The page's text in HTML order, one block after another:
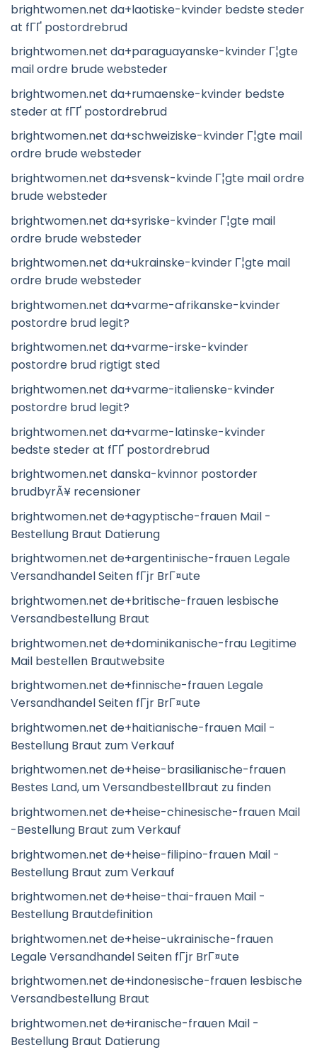
brightwomen.net da+laotiske-kvinder bedste steder
at fГҐ postordrebrud
brightwomen.net da+paraguayanske-kvinder Г¦gte
mail ordre brude websteder
brightwomen.net da+rumaenske-kvinder bedste
steder at fГҐ postordrebrud
brightwomen.net da+schweiziske-kvinder Г¦gte mail
ordre brude websteder
brightwomen.net da+svensk-kvinde Г¦gte mail ordre
brude websteder
brightwomen.net da+syriske-kvinder Г¦gte mail
ordre brude websteder
brightwomen.net da+ukrainske-kvinder Г¦gte mail
ordre brude websteder
brightwomen.net da+varme-afrikanske-kvinder
postordre brud legit?
brightwomen.net da+varme-irske-kvinder
postordre brud rigtigt sted
brightwomen.net da+varme-italienske-kvinder
postordre brud legit?
brightwomen.net da+varme-latinske-kvinder
bedste steder at fГҐ postordrebrud
brightwomen.net danska-kvinnor postorder
brudbyrÃ¥ recensioner
brightwomen.net de+agyptische-frauen Mail -
Bestellung Braut Datierung
brightwomen.net de+argentinische-frauen Legale
Versandhandel Seiten fГјr BrГ¤ute
brightwomen.net de+britische-frauen lesbische
Versandbestellung Braut
brightwomen.net de+dominikanische-frau Legitime
Mail bestellen Brautwebsite
brightwomen.net de+finnische-frauen Legale
Versandhandel Seiten fГјr BrГ¤ute
brightwomen.net de+haitianische-frauen Mail -
Bestellung Braut zum Verkauf
brightwomen.net de+heise-brasilianische-frauen
Bestes Land, um Versandbestellbraut zu finden
brightwomen.net de+heise-chinesische-frauen Mail
-Bestellung Braut zum Verkauf
brightwomen.net de+heise-filipino-frauen Mail -
Bestellung Braut zum Verkauf
brightwomen.net de+heise-thai-frauen Mail -
Bestellung Brautdefinition
brightwomen.net de+heise-ukrainische-frauen
Legale Versandhandel Seiten fГјr BrГ¤ute
brightwomen.net de+indonesische-frauen lesbische
Versandbestellung Braut
brightwomen.net de+iranische-frauen Mail -
Bestellung Braut Datierung